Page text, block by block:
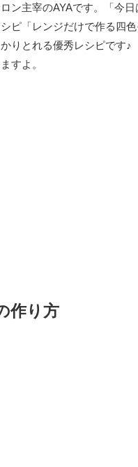
ン主宰のAYAです。「今
ピ「レンジだけで作る四
りとれる優秀レシピです
すよ。
作り方